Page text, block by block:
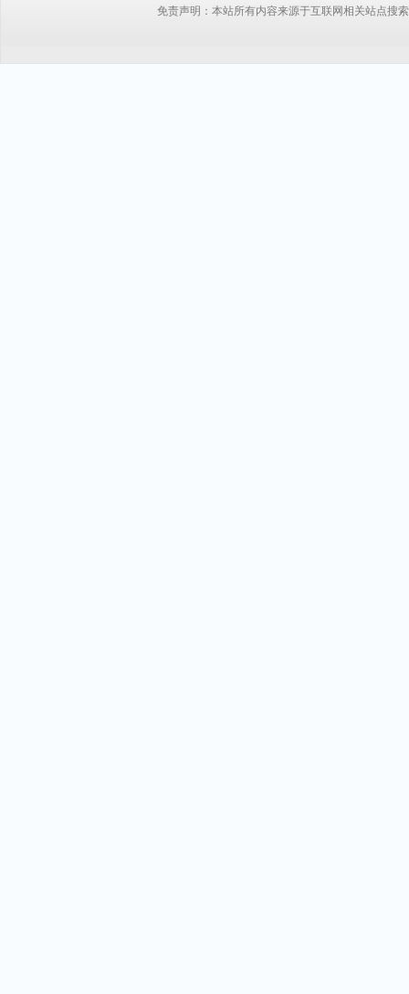
免责声明：本站所有内容来源于互联网相关站点搜